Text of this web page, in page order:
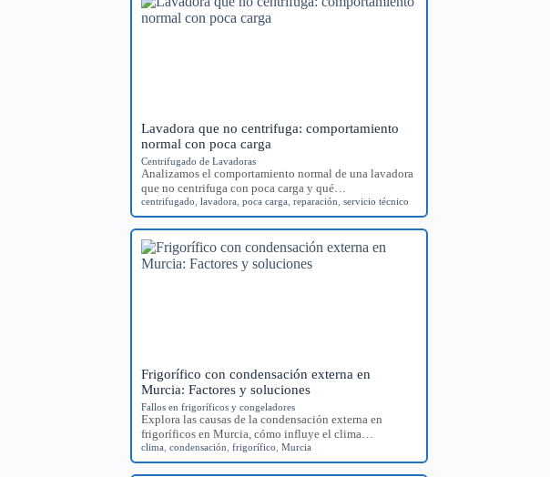
Lavadora que no centrifuga: comportamiento
normal con poca carga
Centrifugado de Lavadoras
Analizamos el comportamiento normal de una lavadora
que no centrifuga con poca carga y qué…
centrifugado ,lavadora ,poca carga ,reparación ,servicio técnico
Frigorífico con condensación externa en
Murcia: Factores y soluciones
Fallos en frigoríficos y congeladores
Explora las causas de la condensación externa en
frigoríficos en Murcia, cómo influye el clima…
clima ,condensación ,frigorífico ,Murcia